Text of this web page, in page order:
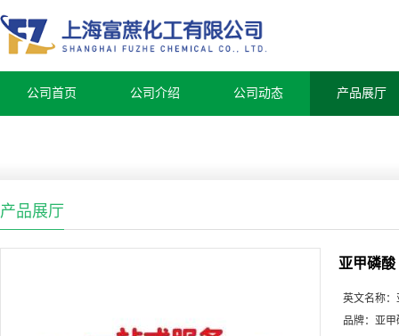
公司首页 公司介绍 公司动态 产品展厅
产品展厅
亚甲磷酸
英文名称：
品牌： 亚甲